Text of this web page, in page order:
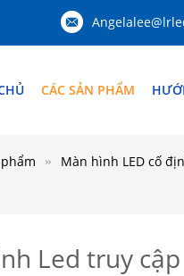
CÁC SẢN PHẨM
Màn hình LED cố
Led truy